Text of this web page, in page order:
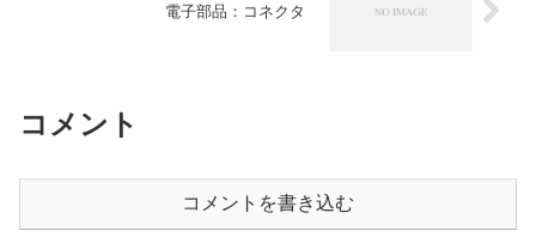
電子部品：コネクタ
コメント
コメントを書き込む